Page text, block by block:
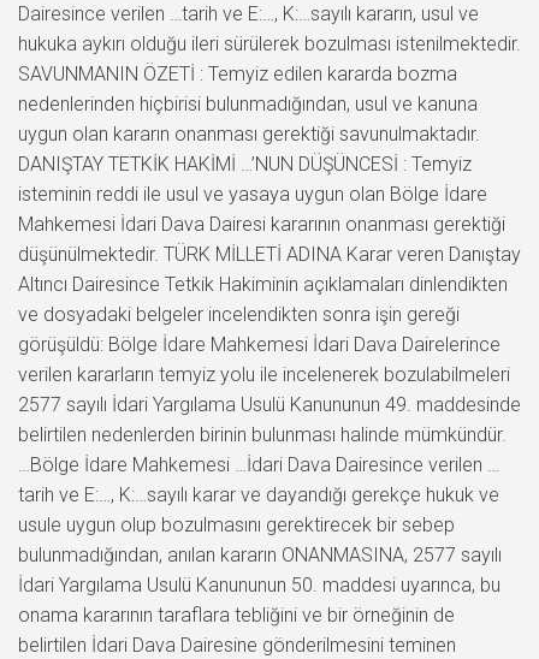
Dairesince verilen …tarih ve E:…, K:…sayılı kararın, usul ve
hukuka aykırı olduğu ileri sürülerek bozulması istenilmektedir.
SAVUNMANIN ÖZETİ : Temyiz edilen kararda bozma
nedenlerinden hiçbirisi bulunmadığından, usul ve kanuna
uygun olan kararın onanması gerektiği savunulmaktadır.
DANIŞTAY TETKİK HAKİMİ …’NUN DÜŞÜNCESİ : Temyiz
isteminin reddi ile usul ve yasaya uygun olan Bölge İdare
Mahkemesi İdari Dava Dairesi kararının onanması gerektiği
düşünülmektedir. TÜRK MİLLETİ ADINA Karar veren Danıştay
Altıncı Dairesince Tetkik Hakiminin açıklamaları dinlendikten
ve dosyadaki belgeler incelendikten sonra işin gereği
görüşüldü: Bölge İdare Mahkemesi İdari Dava Dairelerince
verilen kararların temyiz yolu ile incelenerek bozulabilmeleri
2577 sayılı İdari Yargılama Usulü Kanununun 49. maddesinde
belirtilen nedenlerden birinin bulunması halinde mümkündür.
…Bölge İdare Mahkemesi …İdari Dava Dairesince verilen …
tarih ve E:…, K:…sayılı karar ve dayandığı gerekçe hukuk ve
usule uygun olup bozulmasını gerektirecek bir sebep
bulunmadığından, anılan kararın ONANMASINA, 2577 sayılı
İdari Yargılama Usulü Kanununun 50. maddesi uyarınca, bu
onama kararının taraflara tebliğini ve bir örneğinin de
belirtilen İdari Dava Dairesine gönderilmesini teminen